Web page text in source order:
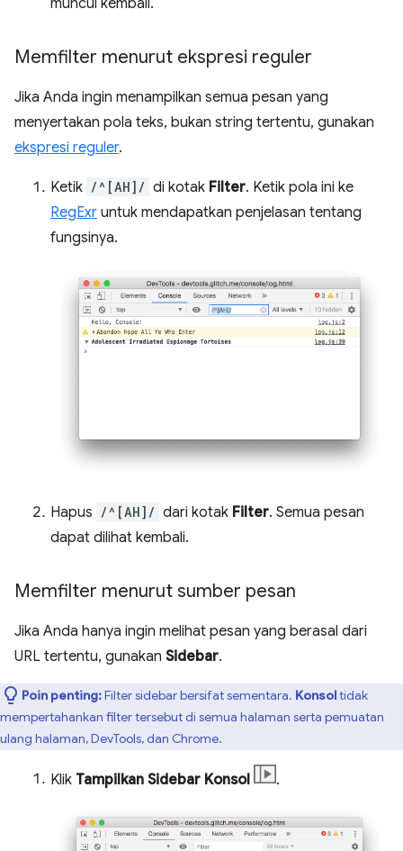
muncul kembali.
Memfilter menurut ekspresi reguler
Jika Anda ingin menampilkan semua pesan yang
menyertakan pola teks, bukan string tertentu, gunakan
ekspresi reguler.
Ketik /^[AH]/ di kotak Filter. Ketik pola ini ke
RegExr untuk mendapatkan penjelasan tentang
fungsinya.
Hapus /^[AH]/ dari kotak Filter. Semua pesan
dapat dilihat kembali.
Memfilter menurut sumber pesan
Jika Anda hanya ingin melihat pesan yang berasal dari
URL tertentu, gunakan Sidebar.
Poin penting:Filter sidebar bersifat sementara. Konsoltidak
mempertahankan filter tersebut di semua halaman serta pemuatan
ulang halaman, DevTools, dan Chrome.
Klik Tampilkan Sidebar Konsol .